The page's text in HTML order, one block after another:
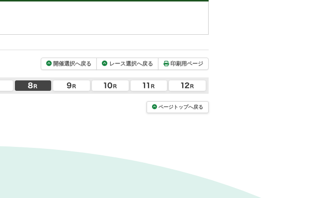
開催選択へ戻る レース選択へ戻る 印刷用ページ
ページトップへ戻る